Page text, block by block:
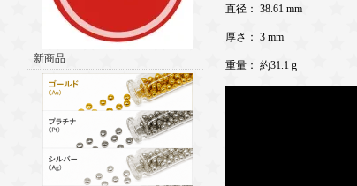
新商品
直径： 38.61 mm
厚さ： 3 mm
重量： 約31.1 g